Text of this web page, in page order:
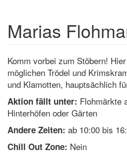
Marias
Komm vorbei zum Stöbern!
möglichen Trödel und
und Klamotten, hauptsächlich
Aktion fällt unter: Flohmärkte
Hinterhöfen oder Gärten
Andere Zeiten: ab 10:00 bis
Chill Out Zone: Nein